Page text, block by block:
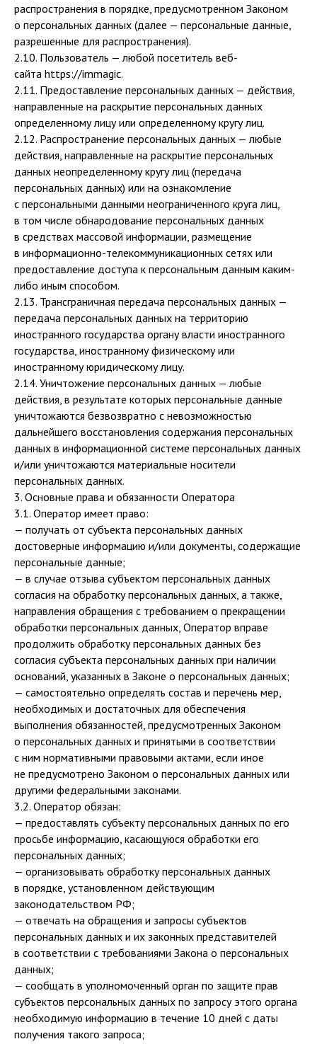
распространения в порядке, предусмотренном Законом
о персональных данных (далее — персональные данные,
разрешенные для распространения).
2.10. Пользователь — любой посетитель веб-
сайта https://immagic.
2.11. Предоставление персональных данных — действия,
направленные на раскрытие персональных данных
определенному лицу или определенному кругу лиц.
2.12. Распространение персональных данных — любые
действия, направленные на раскрытие персональных
данных неопределенному кругу лиц (передача
персональных данных) или на ознакомление
с персональными данными неограниченного круга лиц,
в том числе обнародование персональных данных
в средствах массовой информации, размещение
в информационно-телекоммуникационных сетях или
предоставление доступа к персональным данным каким-
либо иным способом.
2.13. Трансграничная передача персональных данных —
передача персональных данных на территорию
иностранного государства органу власти иностранного
государства, иностранному физическому или
иностранному юридическому лицу.
2.14. Уничтожение персональных данных — любые
действия, в результате которых персональные данные
уничтожаются безвозвратно с невозможностью
дальнейшего восстановления содержания персональных
данных в информационной системе персональных данных
и/или уничтожаются материальные носители
персональных данных.
3. Основные права и обязанности Оператора
3.1. Оператор имеет право:
— получать от субъекта персональных данных
достоверные информацию и/или документы, содержащие
персональные данные;
— в случае отзыва субъектом персональных данных
согласия на обработку персональных данных, а также,
направления обращения с требованием о прекращении
обработки персональных данных, Оператор вправе
продолжить обработку персональных данных без
согласия субъекта персональных данных при наличии
оснований, указанных в Законе о персональных данных;
— самостоятельно определять состав и перечень мер,
необходимых и достаточных для обеспечения
выполнения обязанностей, предусмотренных Законом
о персональных данных и принятыми в соответствии
с ним нормативными правовыми актами, если иное
не предусмотрено Законом о персональных данных или
другими федеральными законами.
3.2. Оператор обязан:
— предоставлять субъекту персональных данных по его
просьбе информацию, касающуюся обработки его
персональных данных;
— организовывать обработку персональных данных
в порядке, установленном действующим
законодательством РФ;
— отвечать на обращения и запросы субъектов
персональных данных и их законных представителей
в соответствии с требованиями Закона о персональных
данных;
— сообщать в уполномоченный орган по защите прав
субъектов персональных данных по запросу этого органа
необходимую информацию в течение 10 дней с даты
получения такого запроса;